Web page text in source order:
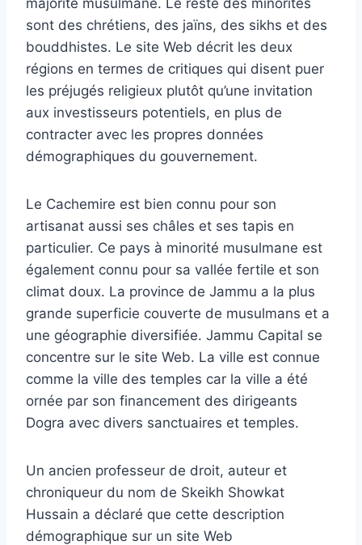
sont des chrétiens, des jaïns, des sikhs et des
bouddhistes. Le site Web décrit les deux
régions en termes de critiques qui disent puer
les préjugés religieux plutôt qu’une invitation
aux investisseurs potentiels, en plus de
contracter avec les propres données
démographiques du gouvernement.
Le Cachemire est bien connu pour son
artisanat aussi ses châles et ses tapis en
particulier. Ce pays à minorité musulmane est
également connu pour sa vallée fertile et son
climat doux. La province de Jammu a la plus
grande superficie couverte de musulmans et a
une géographie diversifiée. Jammu Capital se
concentre sur le site Web. La ville est connue
comme la ville des temples car la ville a été
ornée par son financement des dirigeants
Dogra avec divers sanctuaires et temples.
Un ancien professeur de droit, auteur et
chroniqueur du nom de Skeikh Showkat
Hussain a déclaré que cette description
démographique sur un site Web